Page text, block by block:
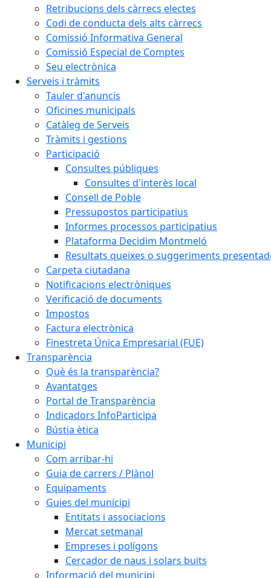
Retribucions dels càrrecs electes
Codi de conducta dels alts càrrecs
Comissió Informativa General
Comissió Especial de Comptes
Seu electrònica
Serveis i tràmits
Tauler d'anuncis
Oficines municipals
Catàleg de Serveis
Tràmits i gestions
Participació
Consultes públiques
Consultes d'interès local
Consell de Poble
Pressupostos participatius
Informes processos participatius
Plataforma Decidim Montmeló
Resultats queixes o suggeriments
Carpeta ciutadana
Notificacions electròniques
Verificació de documents
Impostos
Factura electrònica
Finestreta Única Empresarial (FUE)
Transparència
Què és la transparència?
Avantatges
Portal de Transparència
Indicadors InfoParticipa
Bústia ètica
Municipi
Com arribar-hi
Guia de carrers / Plànol
Equipaments
Guies del municipi
Entitats i associacions
Mercat setmanal
Empreses i polígons
Cercador de naus i solars buits
Informació del municipi